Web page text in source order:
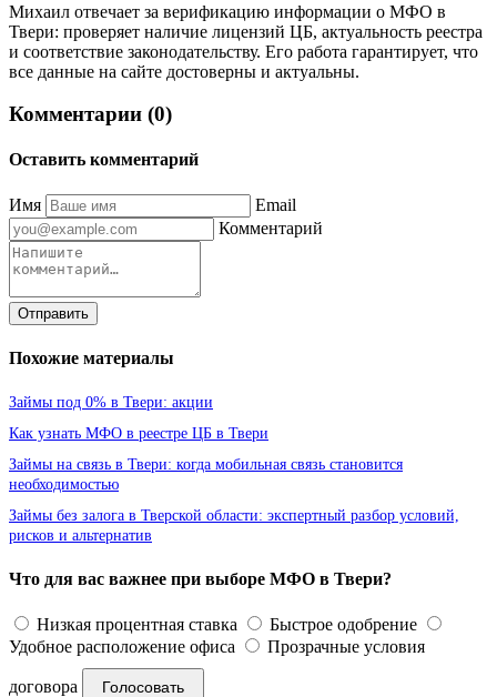
Михаил отвечает за верификацию информации о МФО в
Твери: проверяет наличие лицензий ЦБ, актуальность реестра
и соответствие законодательству. Его работа гарантирует, что
все данные на сайте достоверны и актуальны.
Комментарии (0)
Оставить комментарий
Имя
Email
Комментарий
Отправить
Похожие материалы
Займы под 0% в Твери: акции
Как узнать МФО в реестре ЦБ в Твери
Займы на связь в Твери: когда мобильная связь становится
необходимостью
Займы без залога в Тверской области: экспертный разбор условий,
рисков и альтернатив
Что для вас важнее при выборе МФО в Твери?
Низкая процентная ставка
Быстрое одобрение
Удобное расположение офиса
Прозрачные условия
договора Голосовать